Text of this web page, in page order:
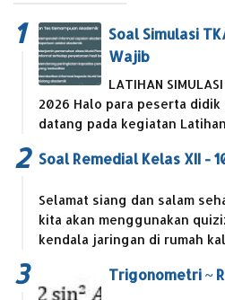
Soal Simulasi
Wajib
LATIHAN
2026 Halo para peserta didik
datang pada kegiatan
Soal Remedial Kelas XII -
Selamat siang dan salam
kita akan menggunakan
kendala jaringan di rumah
Trigonometri ~